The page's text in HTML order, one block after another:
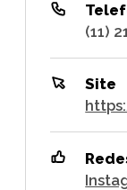
(11)
Site